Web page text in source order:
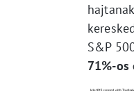
S&P
71%-os